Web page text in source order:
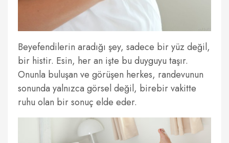
Beyefendilerin aradığı şey, sadece bir yüz değil,
bir histir. Esin, her an işte bu duyguyu taşır.
Onunla buluşan ve görüşen herkes, randevunun
sonunda yalnızca görsel değil, birebir vakitte
ruhu olan bir sonuç elde eder.